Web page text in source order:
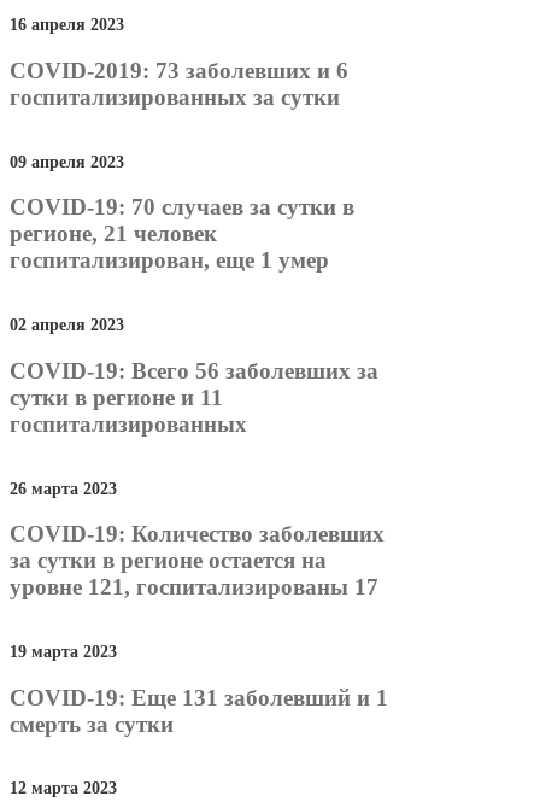
16 апреля 2023
COVID-2019: 73 заболевших и 6
госпитализированных за сутки
09 апреля 2023
COVID-19: 70 случаев за сутки в
регионе, 21 человек
госпитализирован, еще 1 умер
02 апреля 2023
COVID-19: Всего 56 заболевших за
сутки в регионе и 11
госпитализированных
26 марта 2023
COVID-19: Количество заболевших
за сутки в регионе остается на
уровне 121, госпитализированы 17
19 марта 2023
COVID-19: Еще 131 заболевший и 1
смерть за сутки
12 марта 2023